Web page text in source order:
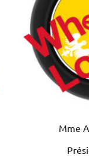
Mme